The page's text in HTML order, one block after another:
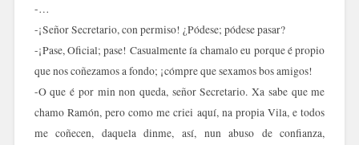
-…
-¡Señor Secretario, con permiso! ¿Pódese; pódese pasar?
-¡Pase, Oficial; pase! Casualmente ía chamalo eu porque é propio
que nos coñezamos a fondo; ¡cómpre que sexamos bos amigos!
-O que é por min non queda, señor Secretario. Xa sabe que me
chamo Ramón, pero como me criei aquí, na propia Vila, e todos
me coñecen, daquela dinme, así, nun abuso de confianza,